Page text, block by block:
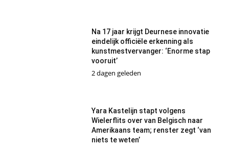
Na 17 jaar krijgt Deurnese innovatie
eindelijk officiële erkenning als
kunstmestvervanger: ‘Enorme stap
vooruit’
2 dagen geleden
Yara Kastelijn stapt volgens
Wielerflits over van Belgisch naar
Amerikaans team; renster zegt ‘van
niets te weten’